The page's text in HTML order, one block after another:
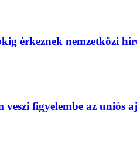
érkeznek nemzetközi
figyelembe az uniós